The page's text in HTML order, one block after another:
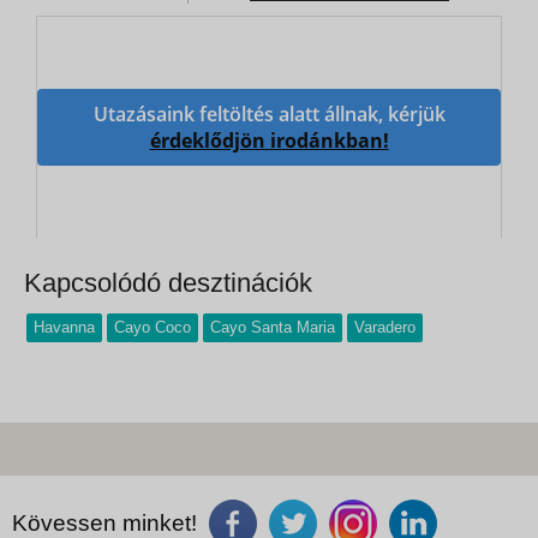
Utazásaink feltöltés alatt állnak, kérjük
érdeklődjön irodánkban!
Kapcsolódó desztinációk
Havanna Cayo Coco Cayo Santa Maria Varadero
Kövessen minket!